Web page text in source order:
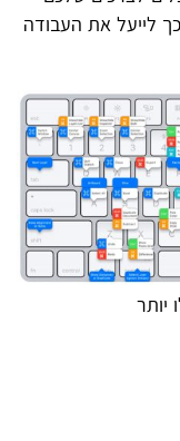
לייעל את העבודה
יותר